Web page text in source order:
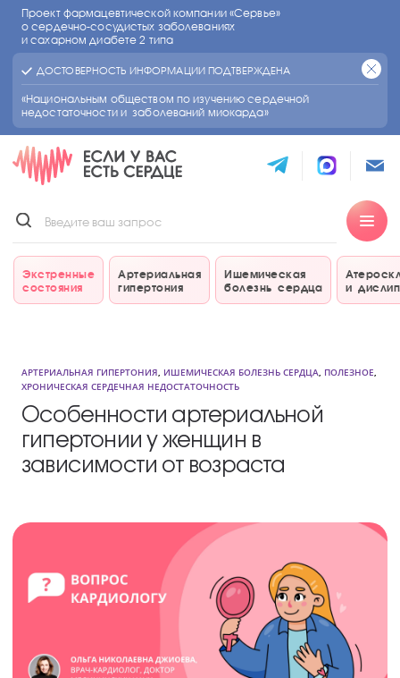
Проект фармацевтической компании «Сервье»
о сердечно-сосудистых заболеваниях
и сахарном диабете 2 типа
ДОСТОВЕРНОСТЬ ИНФОРМАЦИИ ПОДТВЕРЖДЕНА
«Национальным обществом по изучению сердечной
недостаточности и заболеваний миокарда»
Экстренные
состояния
Артериальная
гипертония
Ишемическая
болезнь сердца
и
АРТЕРИАЛЬНАЯ ГИПЕРТОНИЯ, ИШЕМИЧЕСКАЯ БОЛЕЗНЬ СЕРДЦА, ПОЛЕЗНОЕ,
ХРОНИЧЕСКАЯ СЕРДЕЧНАЯ НЕДОСТАТОЧНОСТЬ
Особенности артериальной
гипертонии у женщин в
зависимости от возраста